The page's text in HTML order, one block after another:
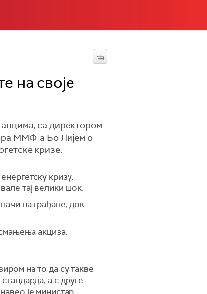
на своје
са директором
ММФ-а Бо Лијем о
кризе.
кризу,
тај велики шок.
на грађане, док
акциза.
на то да су такве
а с друге
је министар.